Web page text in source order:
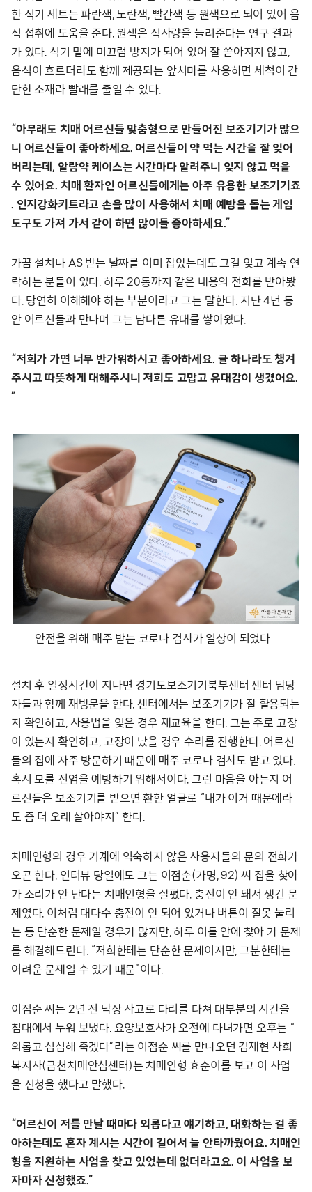
한 식기 세트는 파란색, 노란색, 빨간색 등 원색으로 되어 있어 음
식 섭취에 도움을 준다. 원색은 식사량을 늘려준다는 연구 결과
가 있다. 식기 밑에 미끄럼 방지가 되어 있어 잘 쏟아지지 않고,
음식이 흐르더라도 함께 제공되는 앞치마를 사용하면 세척이 간
단한 소재라 빨래를 줄일 수 있다.
“아무래도 치매 어르신들 맞춤형으로 만들어진 보조기기가 많으
니 어르신들이 좋아하세요. 어르신들이 약 먹는 시간을 잘 잊어
버리는데, 알람약 케이스는 시간마다 알려주니 잊지 않고 먹을
수 있어요. 치매 환자인 어르신들에게는 아주 유용한 보조기기죠
. 인지강화키트라고 손을 많이 사용해서 치매 예방을 돕는 게임
도구도 가져 가서 같이 하면 많이들 좋아하세요.”
가끔 설치나 AS 받는 날짜를 이미 잡았는데도 그걸 잊고 계속 연
락하는 분들이 있다. 하루 20통까지 같은 내용의 전화를 받아봤
다. 당연히 이해해야 하는 부분이라고 그는 말한다. 지난 4년 동
안 어르신들과 만나며 그는 남다른 유대를 쌓아왔다.
“저희가 가면 너무 반가워하시고 좋아하세요. 귤 하나라도 챙겨
주시고 따뜻하게 대해주시니 저희도 고맙고 유대감이 생겼어요.
”
안전을 위해 매주 받는 코로나 검사가 일상이 되었다
설치 후 일정시간이 지나면 경기도보조기기북부센터 센터 담당
자들과 함께 재방문을 한다. 센터에서는 보조기기가 잘 활용되는
지 확인하고, 사용법을 잊은 경우 재교육을 한다. 그는 주로 고장
이 있는지 확인하고, 고장이 났을 경우 수리를 진행한다. 어르신
들의 집에 자주 방문하기 때문에 매주 코로나 검사도 받고 있다.
혹시 모를 전염을 예방하기 위해서이다. 그런 마음을 아는지 어
르신들은 보조기기를 받으면 환한 얼굴로 “내가 이거 때문에라
도 좀 더 오래 살아야지” 한다.
치매인형의 경우 기계에 익숙하지 않은 사용자들의 문의 전화가
오곤 한다. 인터뷰 당일에도 그는 이점순(가명, 92) 씨 집을 찾아
가 소리가 안 난다는 치매인형을 살폈다. 충전이 안 돼서 생긴 문
제였다. 이처럼 대다수 충전이 안 되어 있거나 버튼이 잘못 눌리
는 등 단순한 문제일 경우가 많지만, 하루 이틀 안에 찾아 가 문제
를 해결해드린다. “저희한테는 단순한 문제이지만, 그분한테는
어려운 문제일 수 있기 때문”이다.
이점순 씨는 2년 전 낙상 사고로 다리를 다쳐 대부분의 시간을
침대에서 누워 보냈다. 요양보호사가 오전에 다녀가면 오후는 “
외롭고 심심해 죽겠다”라는 이점순 씨를 만나오던 김재현 사회
복지사(금천치매안심센터)는 치매인형 효순이를 보고 이 사업
을 신청을 했다고 말했다.
“어르신이 저를 만날 때마다 외롭다고 얘기하고, 대화하는 걸 좋
아하는데도 혼자 계시는 시간이 길어서 늘 안타까웠어요. 치매인
형을 지원하는 사업을 찾고 있었는데 없더라고요. 이 사업을 보
자마자 신청했죠.”